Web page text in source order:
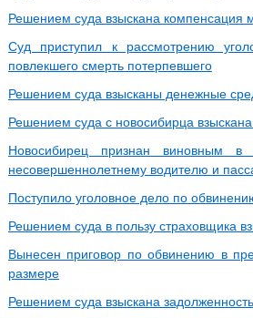
Решением суда взыскана компенсация
Суд приступил к рассмотрению
повлекшего смерть потерпевшего
Решением суда взысканы денежные
Решением суда с новосибирца
Новосибирец признан виновным
несовершеннолетнему водителю и
Поступило уголовное дело по
Решением суда в пользу страховщика
Вынесен приговор по обвинению в
размере
Решением суда взыскана